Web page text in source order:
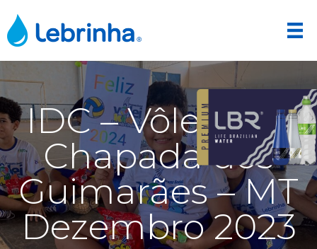
IDC – Vôlei Kids
Chapada dos
Guimarães – MT
Dezembro 2023